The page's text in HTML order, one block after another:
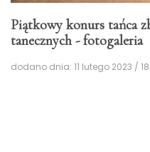
Piątkowy konurs tańca
tanecznych - fotogaleria
dodano dnia: 11 lutego 2023 /